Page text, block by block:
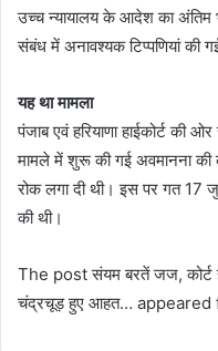
उच्च न्यायालय के आदेश का अंतिम
संबंध में अनावश्यक टिप्पणियां की
यह था मामला
पंजाब एवं हरियाणा हाईकोर्ट
मामले में शुरू की गई अवमानना की
रोक लगा दी थी। इस पर गत 17
की थी।
The post संयम बरतें जज, कोर्ट
चंद्रचूड़ हुए आहत… appeared